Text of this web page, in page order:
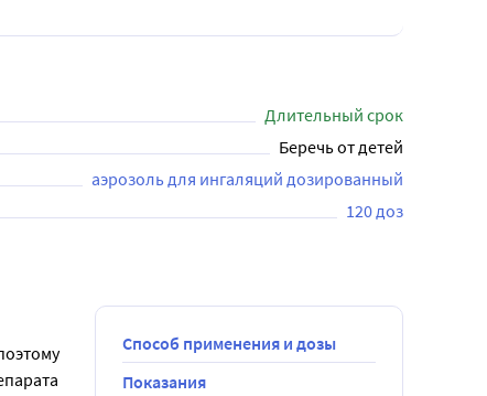
Длительный срок
Беречь от детей
аэрозоль для ингаляций дозированный
120 доз
Способ применения и дозы
Показания